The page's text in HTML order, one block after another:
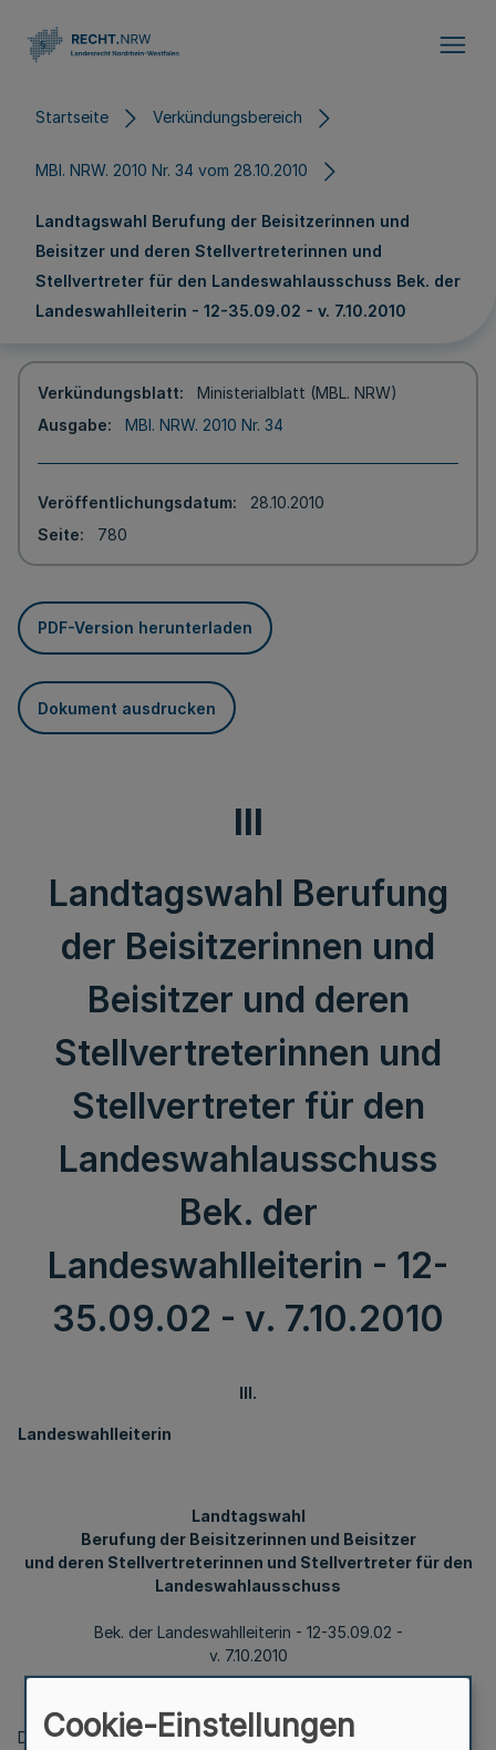
Startseite Verkündungsbereich
MBl. NRW. 2010 Nr. 34 vom 28.10.2010
Landtagswahl Berufung der Beisitzerinnen und
Beisitzer und deren Stellvertreterinnen und
Stellvertreter für den Landeswahlausschuss Bek. der
Landeswahlleiterin - 12-35.09.02 - v. 7.10.2010
Verkündungsblatt
Ministerialblatt (MBL. NRW)
Ausgabe
MBl. NRW. 2010 Nr. 34
Veröffentlichungsdatum
28.10.2010
Seite
780
PDF-Version herunterladen
Dokument ausdrucken
III
Landtagswahl Berufung
der Beisitzerinnen und
Beisitzer und deren
Stellvertreterinnen und
Stellvertreter für den
Landeswahlausschuss
Bek. der
Landeswahlleiterin - 12-
35.09.02 - v. 7.10.2010
III.
Landeswahlleiterin
Landtagswahl
Berufung der Beisitzerinnen und Beisitzer
und deren Stellvertreterinnen und Stellvertreter für den
Landeswahlausschuss
Bek. der Landeswahlleiterin - 12-35.09.02 -
v. 7.10.2010
Der Landtag hat gemäß § 9 Abs. 2 des Landeswahlgesetzes in
Cookie-Einstellungen